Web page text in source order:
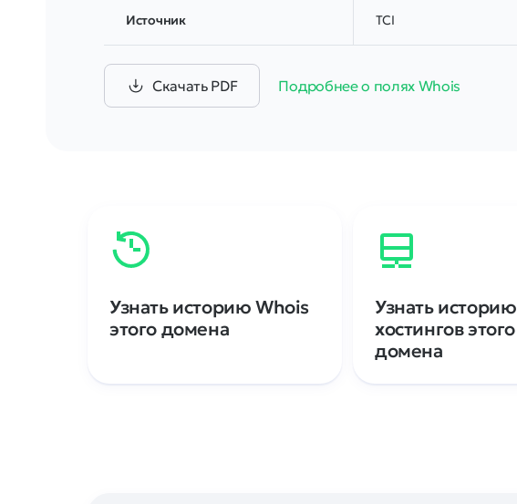
Источник TCI
Скачать PDF Подробнее о полях Whois
Узнать историю Whois
этого домена
Узнать историю
хостингов этого
домена